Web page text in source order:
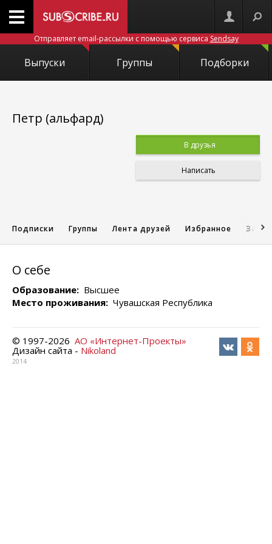
Отправляет email-рассылки с помощью сервиса Sendsay
Выпуски Группы Подборки
Петр (альфард)
В друзья
Написать
Подписки Группы Лента друзей Избранное
О себе
Образование: Высшее
Место проживания: Чувашская Республика
© 1997-2026 АО «Интернет-Проекты»
Дизайн сайта - Nikoland
2014